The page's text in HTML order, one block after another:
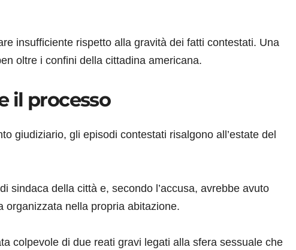
insufficiente rispetto alla gravità dei fatti contestati. Una
oltre i confini della cittadina americana.
il processo
giudiziario, gli episodi contestati risalgono all’estate del
sindaca della città e, secondo l’accusa, avrebbe avuto
organizzata nella propria abitazione.
colpevole di due reati gravi legati alla sfera sessuale che